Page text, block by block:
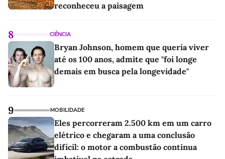
reconheceu a paisagem
8 CIÊNCIA
Bryan Johnson, homem que queria viver
até os 100 anos, admite que "foi longe
demais em busca pela longevidade"
9 MOBILIDADE
Eles percorreram 2.500 km em um carro
elétrico e chegaram a uma conclusão
difícil: o motor a combustão continua